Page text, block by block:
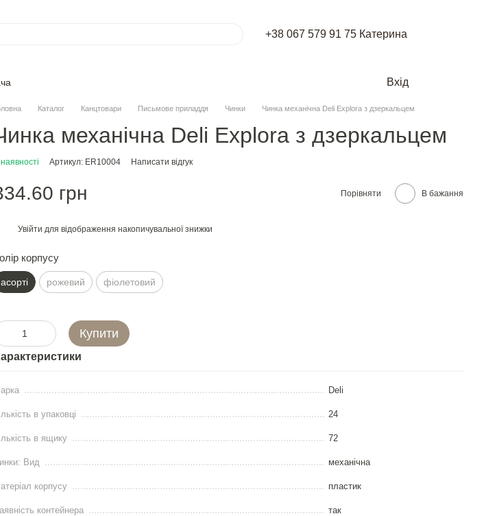
+38 067 579 91 75 Катерина
Вхід
Каталог Канцтовари Письмове приладдя Чинки Чинка механічна Deli Explora з дзеркальцем
механічна Deli Explora з дзеркальцем
Артикул: ER10004 Написати відгук
грн Порівняти В бажання
Увійти для відображення накопичувальної знижки
корпусу
асорті рожевий фіолетовий
Купити
Deli
в упаковці 24
в ящику 72
Вид механічна
корпусу пластик
контейнера так